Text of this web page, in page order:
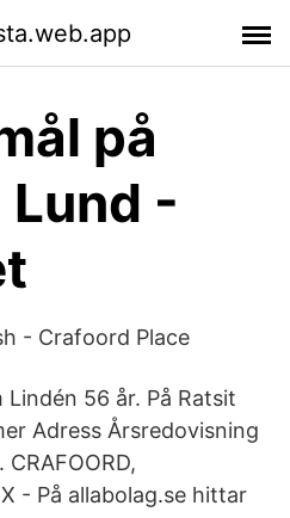
på
-
- Crafoord Place
56 år. På Ratsit
Adress Årsredovisning
- På allabolag.se hittar